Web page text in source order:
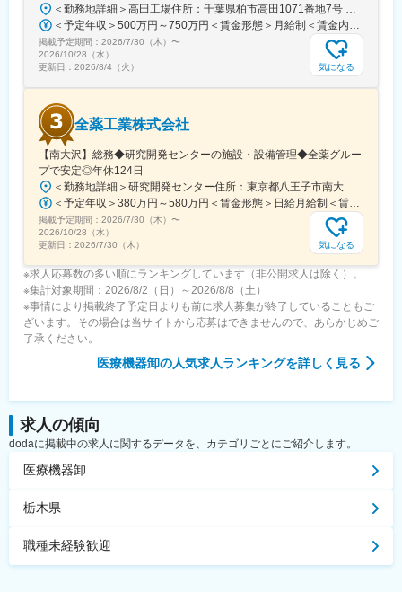
＜勤務地詳細＞高田工場住所：千葉県柏市高田1071番地7号 勤務地最寄駅：つくばエクスプレス線／柏の葉キャンパス駅受動喫煙対策：屋内全面禁煙変更の範囲：【変更の範囲：流山本社および高田工場】
＜予定年収＞500万円～750万円＜賃金形態＞月給制＜賃金内訳＞月額（基本給）：300,000円～430,000円＜月給＞300,000円～430,000円＜昇給有無＞有＜残業手当＞有＜給与補足＞※経験・スキルを考慮の上決定いたします。■賞与：年2回（7月・12月）※昨年実績4.2ヶ月■昇給：年1回（1月）■モデル年収：・年収580万円 主任（月給34万円×12ヶ月＋諸手当）・年収820万円 課長（月給48万円×12ヶ月＋諸手当）賃金はあくまでも目安の金額であり、選考を通じて上下する可能性があります。月給(月額)は固定手当を含めた表記です。
掲載予定期間： 2026/7/30（木） 〜
2026/10/28（水）
更新日： 2026/8/4（火） 気になる
全薬工業株式会社
【南大沢】総務◆研究開発センターの施設・設備管理◆全薬グルー
プで安定◎年休124日
＜勤務地詳細＞研究開発センター住所：東京都八王子市南大沢四丁目７－１ 勤務地最寄駅：京王相模原線／南大沢駅受動喫煙対策：屋内全面禁煙変更の範囲：会社の定める事業所
＜予定年収＞380万円～580万円＜賃金形態＞日給月給制＜賃金内訳＞月額（基本給）：243,000円～370,000円/月20日間勤務想定＜想定月額＞243,000円～370,000円＜昇給有無＞有＜残業手当＞有＜給与補足＞※経験やスキルを考慮して決定します。■昇給：年1回■賞与：年2回(7月、12月)賃金はあくまでも目安の金額であり、選考を通じて上下する可能性があります。月給(月額)は固定手当を含めた表記です。
掲載予定期間： 2026/7/30（木） 〜
2026/10/28（水）
更新日： 2026/7/30（木） 気になる
※求人応募数の多い順にランキングしています（非公開求人は除く）。
※集計対象期間：2026/8/2（日）～2026/8/8（土）
※事情により掲載終了予定日よりも前に求人募集が終了していることもご
ざいます。その場合は当サイトから応募はできませんので、あらかじめご
了承ください。
医療機器卸の人気求人ランキングを詳しく見る
求人の傾向
dodaに掲載中の求人に関するデータを、カテゴリごとにご紹介します。
医療機器卸
栃木県
職種未経験歓迎